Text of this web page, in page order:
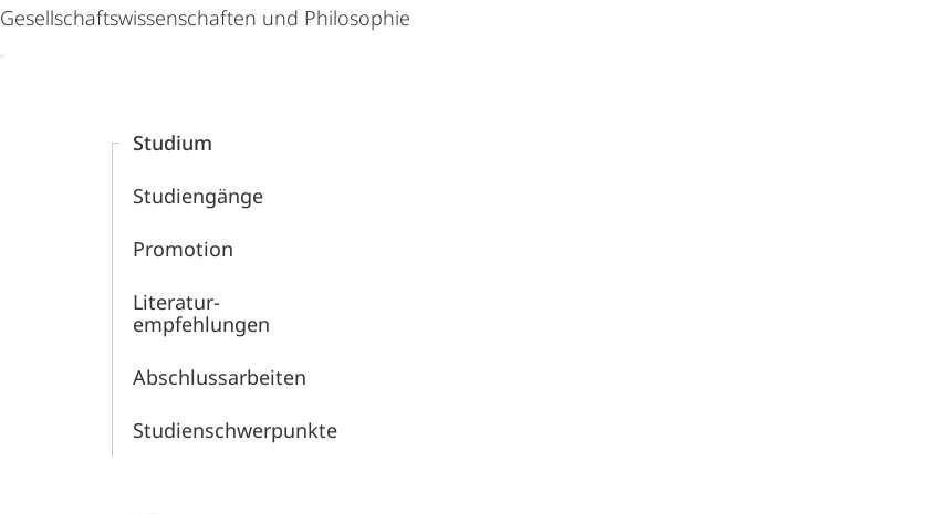
Gesellschaftswissenschaften und Philosophie
Studium
Studiengänge
Promotion
Literatur­
empfehlungen
Abschluss­arbeiten
Studien­schwerpunkte